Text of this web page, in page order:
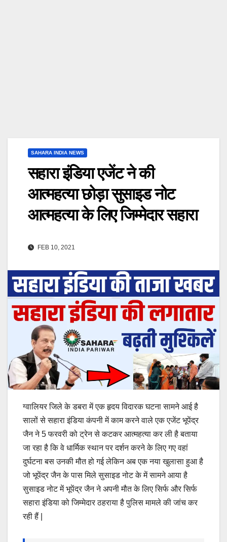
SAHARA INDIA NEWS
सहारा इंडिया एजेंट ने की
आत्महत्या छोड़ा सुसाइड नोट
आत्महत्या के लिए जिम्मेदार सहारा
FEB 10, 2021
ग्वालियर जिले के डबरा में एक हृदय विदारक घटना सामने आई है
सालों से सहारा इंडिया कंपनी में काम करने वाले एक एजेंट भूपेंद्र
जैन ने 5 फरवरी को ट्रेन से कटकर आत्महत्या कर ली है बताया
जा रहा है कि वे धार्मिक स्थान पर दर्शन करने के लिए गए वहां
दुर्घटना बस उनकी मौत हो गई लेकिन अब एक नया खुलासा हुआ है
जो भूपेंद्र जैन के पास मिले सुसाइड नोट के में सामने आया है
सुसाइड नोट में भूपेंद्र जैन ने अपनी मौत के लिए सिर्फ और सिर्फ
सहारा इंडिया को जिम्मेदार ठहराया है पुलिस मामले की जांच कर
रही हैं |